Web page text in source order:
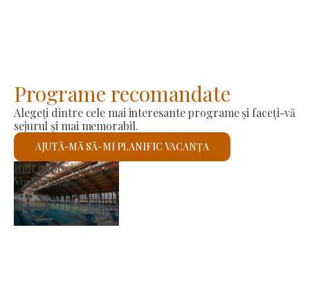
Programe recomandate
Alegeți dintre cele mai interesante programe și faceți-vă
sejurul și mai memorabil.
AJUTĂ-MĂ SĂ-MI PLANIFIC VACANȚA
Piața producătorilor
Voi verifica